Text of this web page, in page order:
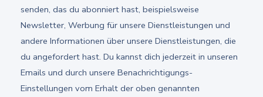
senden, das du abonniert hast, beispielsweise
Newsletter, Werbung für unsere Dienstleistungen und
andere Informationen über unsere Dienstleistungen, die
du angefordert hast. Du kannst dich jederzeit in unseren
Emails und durch unsere Benachrichtigungs-
Einstellungen vom Erhalt der oben genannten